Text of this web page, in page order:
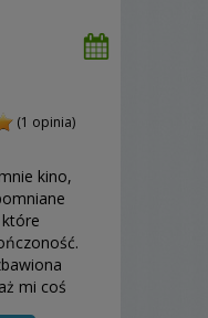
(1 opinia)
kino,
mi coś